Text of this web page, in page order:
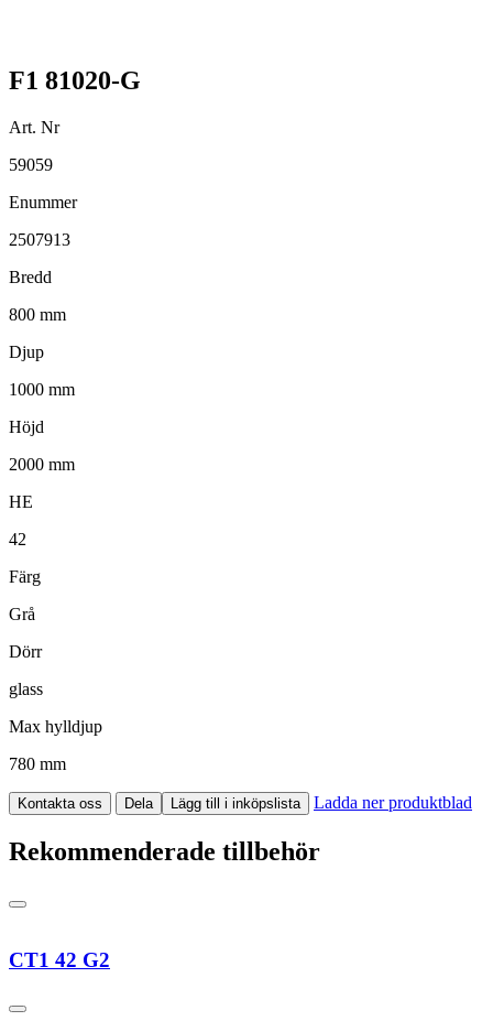
F1 81020-G
Art. Nr
59059
Enummer
2507913
Bredd
800 mm
Djup
1000 mm
Höjd
2000 mm
HE
42
Färg
Grå
Dörr
glass
Max hylldjup
780 mm
Kontakta oss Dela Lägg till i inköpslista Ladda ner produktblad
Rekommenderade tillbehör
CT1 42 G2